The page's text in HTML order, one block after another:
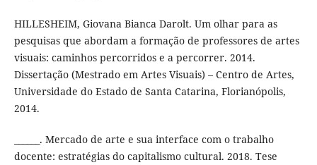
HILLESHEIM, Giovana Bianca Darolt. Um olhar para as
pesquisas que abordam a formação de professores de artes
visuais: caminhos percorridos e a percorrer. 2014.
Dissertação (Mestrado em Artes Visuais) – Centro de Artes,
Universidade do Estado de Santa Catarina, Florianópolis,
2014.
______. Mercado de arte e sua interface com o trabalho
docente: estratégias do capitalismo cultural. 2018. Tese